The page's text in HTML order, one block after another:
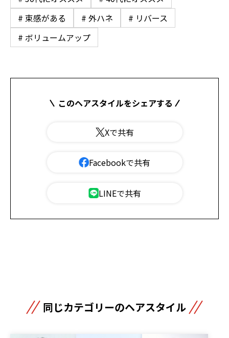
# 束感がある
# 外ハネ
# リバース
# ボリュームアップ
このヘアスタイルをシェアする
Xで共有
Facebookで共有
LINEで共有
同じカテゴリーのヘアスタイル